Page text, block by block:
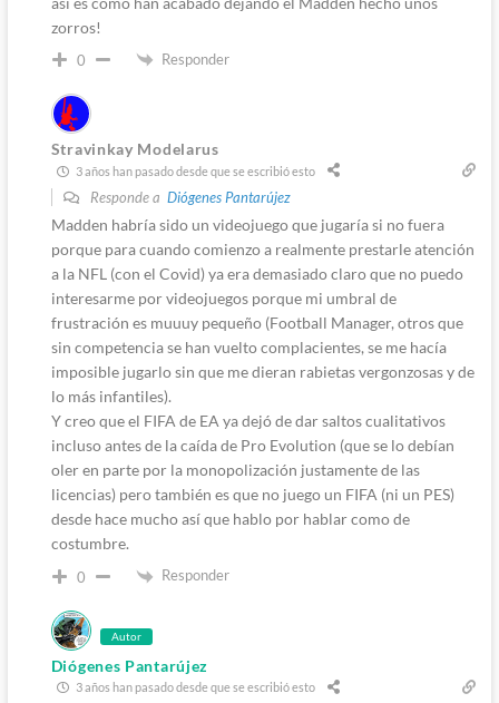
zorros!
0 Responder
Stravinkay Modelarus
3 años han pasado desde que se escribió esto
Responde a Diógenes Pantarújez
Madden habría sido un videojuego que jugaría si no fuera
porque para cuando comienzo a realmente prestarle atención
a la NFL (con el Covid) ya era demasiado claro que no puedo
interesarme por videojuegos porque mi umbral de
frustración es muuuy pequeño (Football Manager, otros que
sin competencia se han vuelto complacientes, se me hacía
imposible jugarlo sin que me dieran rabietas vergonzosas y de
lo más infantiles).
Y creo que el FIFA de EA ya dejó de dar saltos cualitativos
incluso antes de la caída de Pro Evolution (que se lo debían
oler en parte por la monopolización justamente de las
licencias) pero también es que no juego un FIFA (ni un PES)
desde hace mucho así que hablo por hablar como de
costumbre.
0 Responder
Autor
Diógenes Pantarújez
3 años han pasado desde que se escribió esto